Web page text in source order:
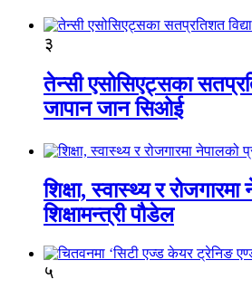
३
तेन्सी एसोसिएट्सका
जापान जान सिओई
शिक्षा, स्वास्थ्य र
शिक्षामन्त्री पौडेल
५